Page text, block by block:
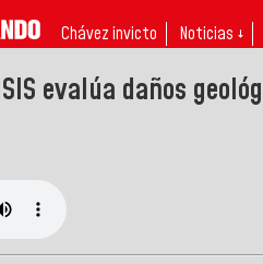
Chávez invicto Noticias ↓
evalúa daños